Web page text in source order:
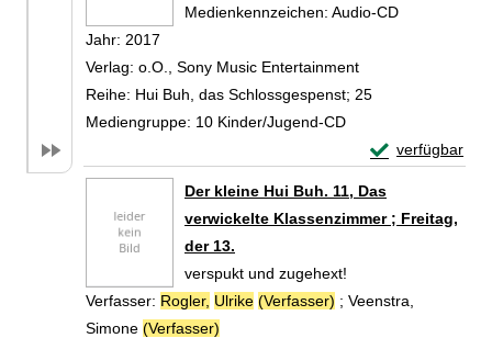
Medienkennzeichen: Audio-CD
Jahr: 2017
Verlag: o.O., Sony Music Entertainment
Reihe: Hui Buh, das Schlossgespenst; 25
Mediengruppe: 10 Kinder/Jugend-CD
verfügbar
Exemplar-
Der kleine Hui Buh. 11, Das
verwickelte Klassenzimmer ; Freitag,
der 13.
verspukt und zugehext!
Verfasser: Rogler, Ulrike (Verfasser) ; Veenstra,
Simone (Verfasser)